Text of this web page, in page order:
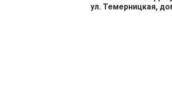
ул. Темерницкая,